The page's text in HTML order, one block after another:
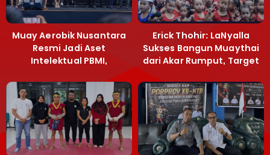
Muay Aerobik Nusantara
Resmi Jadi Aset
Intelektual PBMI,
Terobosan Bangun
Grassroots
Erick Thohir: LaNyalla
Sukses Bangun Muaythai
dari Akar Rumput, Target